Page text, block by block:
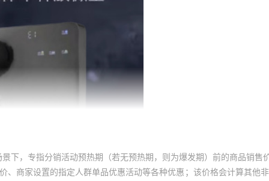
下，专指分销活动预热期（若无预热期，则为爆发期）前的商品销售
商家设置的指定人群单品优惠活动等各种优惠；该价格会计算其他